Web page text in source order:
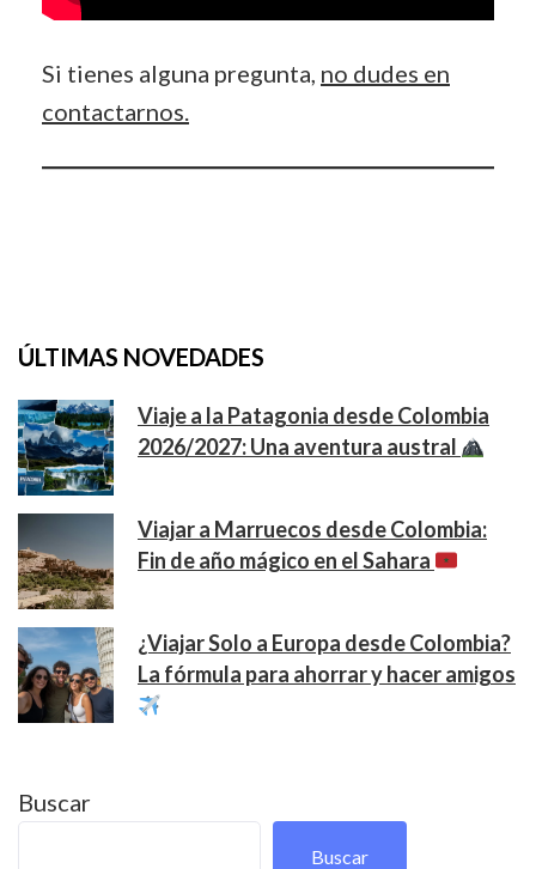
Si tienes alguna pregunta, no dudes en
contactarnos.
ÚLTIMAS NOVEDADES
Viaje a la Patagonia desde Colombia
2026/2027: Una aventura austral
Viajar a Marruecos desde Colombia:
Fin de año mágico en el Sahara
¿Viajar Solo a Europa desde Colombia?
La fórmula para ahorrar y hacer amigos
Buscar
Buscar